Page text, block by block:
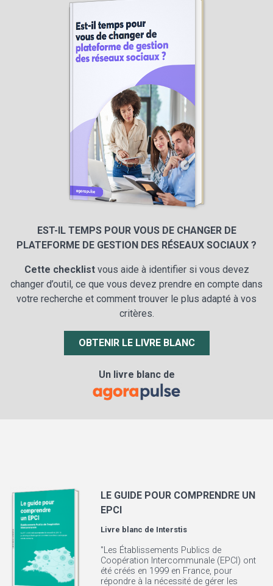
EST-IL TEMPS POUR VOUS DE CHANGER DE
PLATEFORME DE GESTION DES RÉSEAUX SOCIAUX ?
Cette checklistvous aide à identifier si vous devez
changer d’outil, ce que vous devez prendre en compte dans
votre recherche et comment trouver le plus adapté à vos
critères.
OBTENIR LE LIVRE BLANC
Un livre blanc de
LE GUIDE POUR COMPRENDRE UN
EPCI
Livre blanc de Interstis
"Les Établissements Publics de
Coopération Intercommunale (EPCI) ont
été créés en 1999 en France, pour
répondre à la nécessité de gérer les